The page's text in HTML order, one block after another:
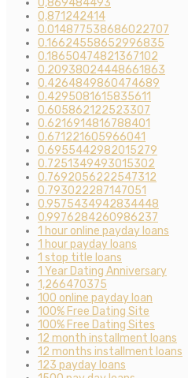
0,869484493
0,871242414
0.014877538686022707
0.16624558652996835
0.18650474821367102
0.20938024448661863
0.4264849860474689
0.4295081615835611
0.605862122523307
0.6216914816788401
0.671221605966041
0.6955442982015279
0.7251349493015302
0.7692056222547312
0.793022287147051
0.9575434942834448
0.9976284260986237
1 hour online payday loans
1 hour payday loans
1 stop title loans
1 Year Dating Anniversary
1,266470375
100 online payday loan
100% Free Dating Site
100% Free Dating Sites
12 month installment loans
12 months installment loans
123 payday loans